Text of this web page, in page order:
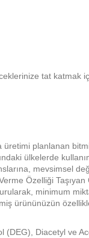
tat katmak
üretimi planlanan
ülkelerde
mevsimsel
Özelliği Taşıyan
minimum
ürününüzün
(DEG), Diacetyl ve